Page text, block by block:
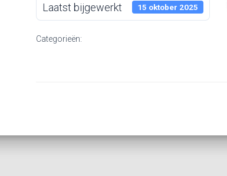
Laatst bijgewerkt 15 oktober 2025
Categorieën: